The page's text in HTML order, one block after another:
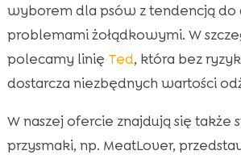
wyborem dla psów z tendencją do
problemami żołądkowymi. W
polecamy linię Ted, która bez
dostarcza niezbędnych wartości
W naszej ofercie znajdują się także
przysmaki, np. MeatLover,